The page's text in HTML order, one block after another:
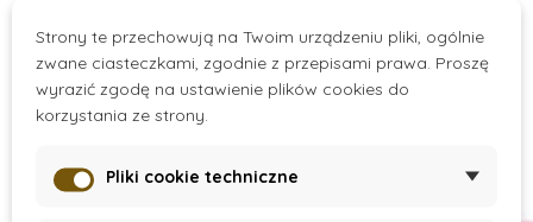
There are no products.
Subskrypcja newslettera
Strony te przechowują na Twoim urządzeniu pliki, ogólnie
zwane ciasteczkami, zgodnie z przepisami prawa. Proszę
wyrazić zgodę na ustawienie plików cookies do
korzystania ze strony.
Pliki cookie techniczne